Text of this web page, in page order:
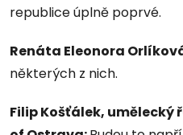
republice úplně poprvé.
Renáta Eleonora
některých z nich.
Filip Košťálek,